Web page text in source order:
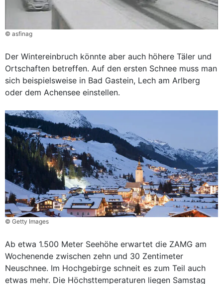
© asfinag
Der Wintereinbruch könnte aber auch höhere Täler und
Ortschaften betreffen. Auf den ersten Schnee muss man
sich beispielsweise in Bad Gastein, Lech am Arlberg
oder dem Achensee einstellen.
© Getty Images
Ab etwa 1.500 Meter Seehöhe erwartet die ZAMG am
Wochenende zwischen zehn und 30 Zentimeter
Neuschnee. Im Hochgebirge schneit es zum Teil auch
etwas mehr. Die Höchsttemperaturen liegen Samstag